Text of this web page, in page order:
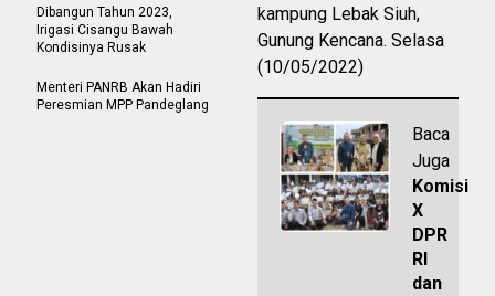
kampung Lebak Siuh,
Gunung Kencana. Selasa
(10/05/2022)
Baca
Juga
Komisi
X
DPR
RI
dan
Dibangun Tahun 2023,
Irigasi Cisangu Bawah
Kondisinya Rusak
Menteri PANRB Akan Hadiri
Peresmian MPP Pandeglang